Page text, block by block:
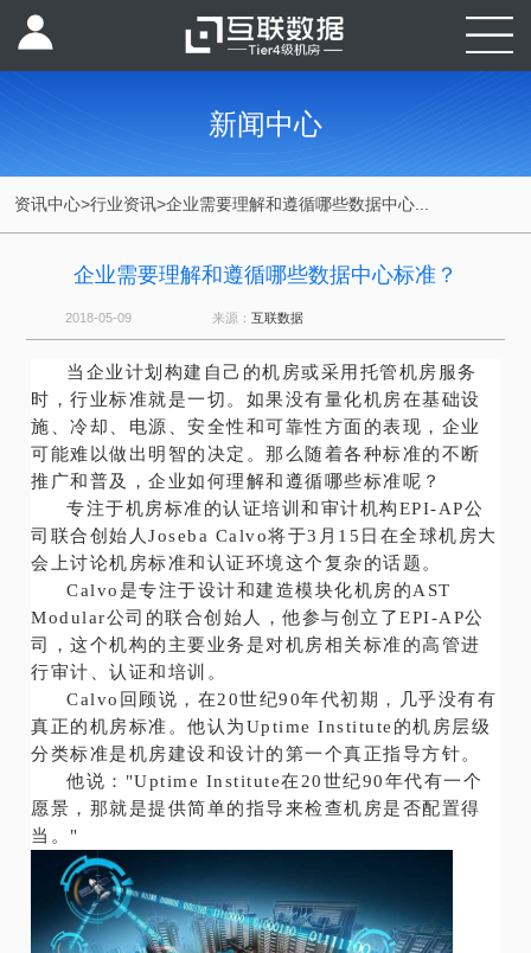
新闻中心
资讯中心>行业资讯>企业需要理解和遵循哪些数据中心...
企业需要理解和遵循哪些数据中心标准？
2018-05-09 来源： 互联数据
当企业计划构建自己的机房或采用托管机房服务
时，行业标准就是一切。如果没有量化机房在基础设
施、冷却、电源、安全性和可靠性方面的表现，企业
可能难以做出明智的决定。那么随着各种标准的不断
推广和普及，企业如何理解和遵循哪些标准呢？
专注于机房标准的认证培训和审计机构EPI-AP公
司联合创始人Joseba Calvo将于3月15日在全球机房大
会上讨论机房标准和认证环境这个复杂的话题。
Calvo是专注于设计和建造模块化机房的AST
Modular公司的联合创始人，他参与创立了EPI-AP公
司，这个机构的主要业务是对机房相关标准的高管进
行审计、认证和培训。
Calvo回顾说，在20世纪90年代初期，几乎没有有
真正的机房标准。他认为Uptime Institute的机房层级
分类标准是机房建设和设计的第一个真正指导方针。
他说："Uptime Institute在20世纪90年代有一个
愿景，那就是提供简单的指导来检查机房是否配置得
当。"